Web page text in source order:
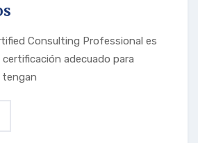
Consulting Professional es
adecuado para